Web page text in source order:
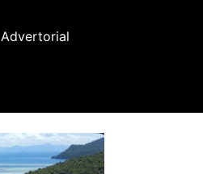
Advertorial